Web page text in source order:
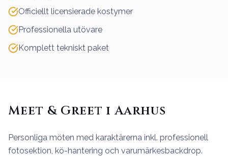
Officiellt licensierade kostymer
Professionella utövare
Komplett tekniskt paket
Meet & Greet i Aarhus
Personliga möten med karaktärerna inkl. professionell
fotosektion, kö-hantering och varumärkesbackdrop.